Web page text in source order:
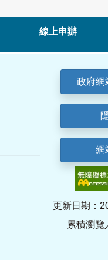
線上申辦
政府網
網
更新日期：
累積瀏覽